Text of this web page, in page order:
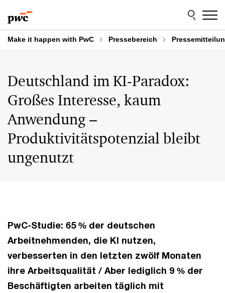
to
content
to
footer
Make it happen with PwC Pressebereich
Deutschland im KI-Paradox:
Großes Interesse, kaum
Anwendung –
Produktivitätspotenzial bleibt
ungenutzt
PwC-Studie: 65 % der deutschen
Arbeitnehmenden, die KI nutzen,
verbesserten in den letzten zwölf Monaten
ihre Arbeitsqualität / Aber lediglich 9 % der
Beschäftigten arbeiten täglich mit